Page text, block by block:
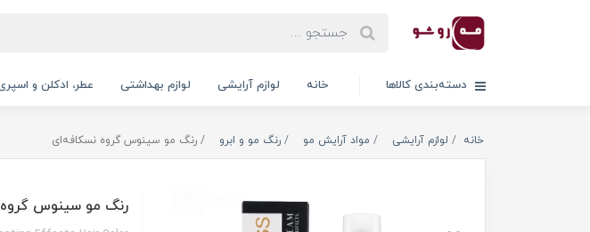
دسته‌بندی کالاها خانه لوازم آرایشی لوازم بهداشتی عطر، ادکلن و
خانه لوازم آرایشی مواد آرایش مو رنگ مو و ابرو رنگ مو سینوس گروه نسکافه‌ای
رنگ مو سینوس گروه